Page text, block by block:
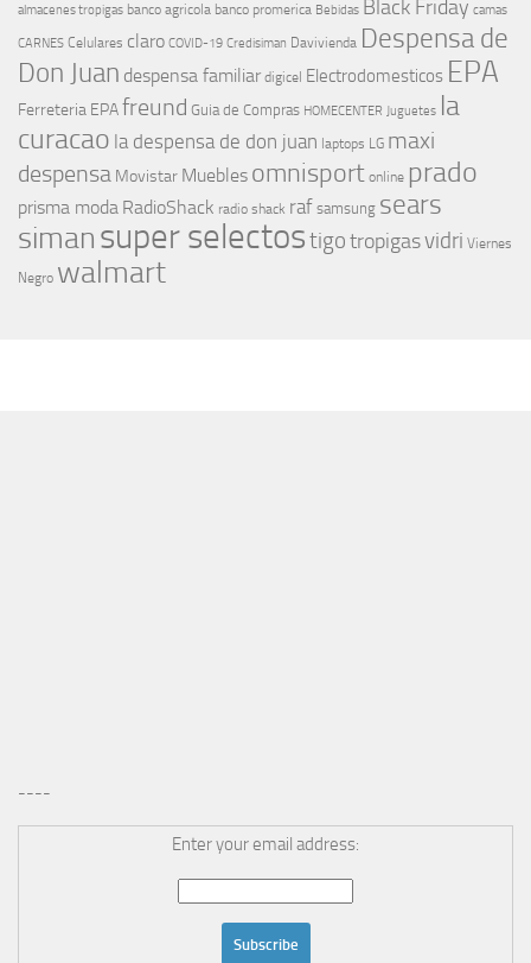
almacenes tropigas banco agricola banco promerica Bebidas Black Friday camas
CARNES Celulares claro COVID-19 Credisiman Davivienda Despensa de
Don Juan despensa familiar digicel Electrodomesticos EPA
Ferreteria EPAfreund Guia de Compras HOMECENTER Juguetes la
curacao la despensa de don juan laptops LG maxi
despensa Movistar Muebles omnisport online prado
prisma moda RadioShack radio shack raf samsung sears
simansuper selectostigotropigasvidri Viernes
Negro walmart
----
Enter your email address: